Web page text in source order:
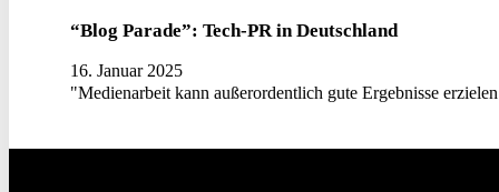
“Blog Parade”: Tech-PR in Deutschland
16. Januar 2025
"Medienarbeit kann außerordentlich gute Ergebnisse